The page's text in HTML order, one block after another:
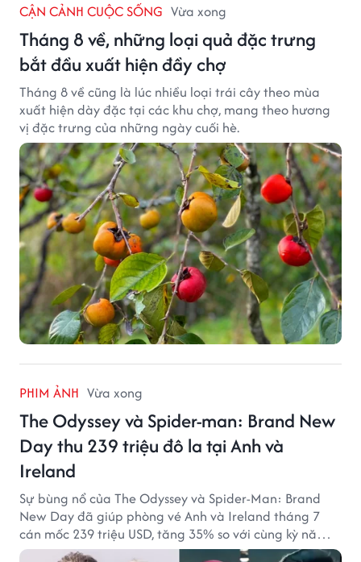
CẬN CẢNH CUỘC SỐNG Vừa xong
Tháng 8 về, những loại quả đặc trưng
bắt đầu xuất hiện đầy chợ
Tháng 8 về cũng là lúc nhiều loại trái cây theo mùa
xuất hiện dày đặc tại các khu chợ, mang theo hương
vị đặc trưng của những ngày cuối hè.
PHIM ẢNH Vừa xong
The Odyssey và Spider-man: Brand New
Day thu 239 triệu đô la tại Anh và
Ireland
Sự bùng nổ của The Odyssey và Spider-Man: Brand
New Day đã giúp phòng vé Anh và Ireland tháng 7
cán mốc 239 triệu USD, tăng 35% so với cùng kỳ năm
ngoái.